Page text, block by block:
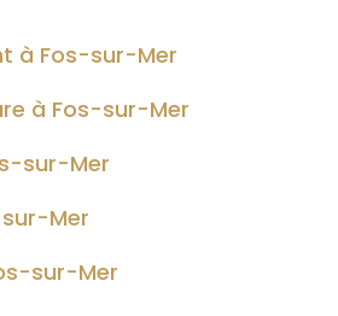
à Fos-sur-Mer
à Fos-sur-Mer
sur-Mer
Mer
sur-Mer